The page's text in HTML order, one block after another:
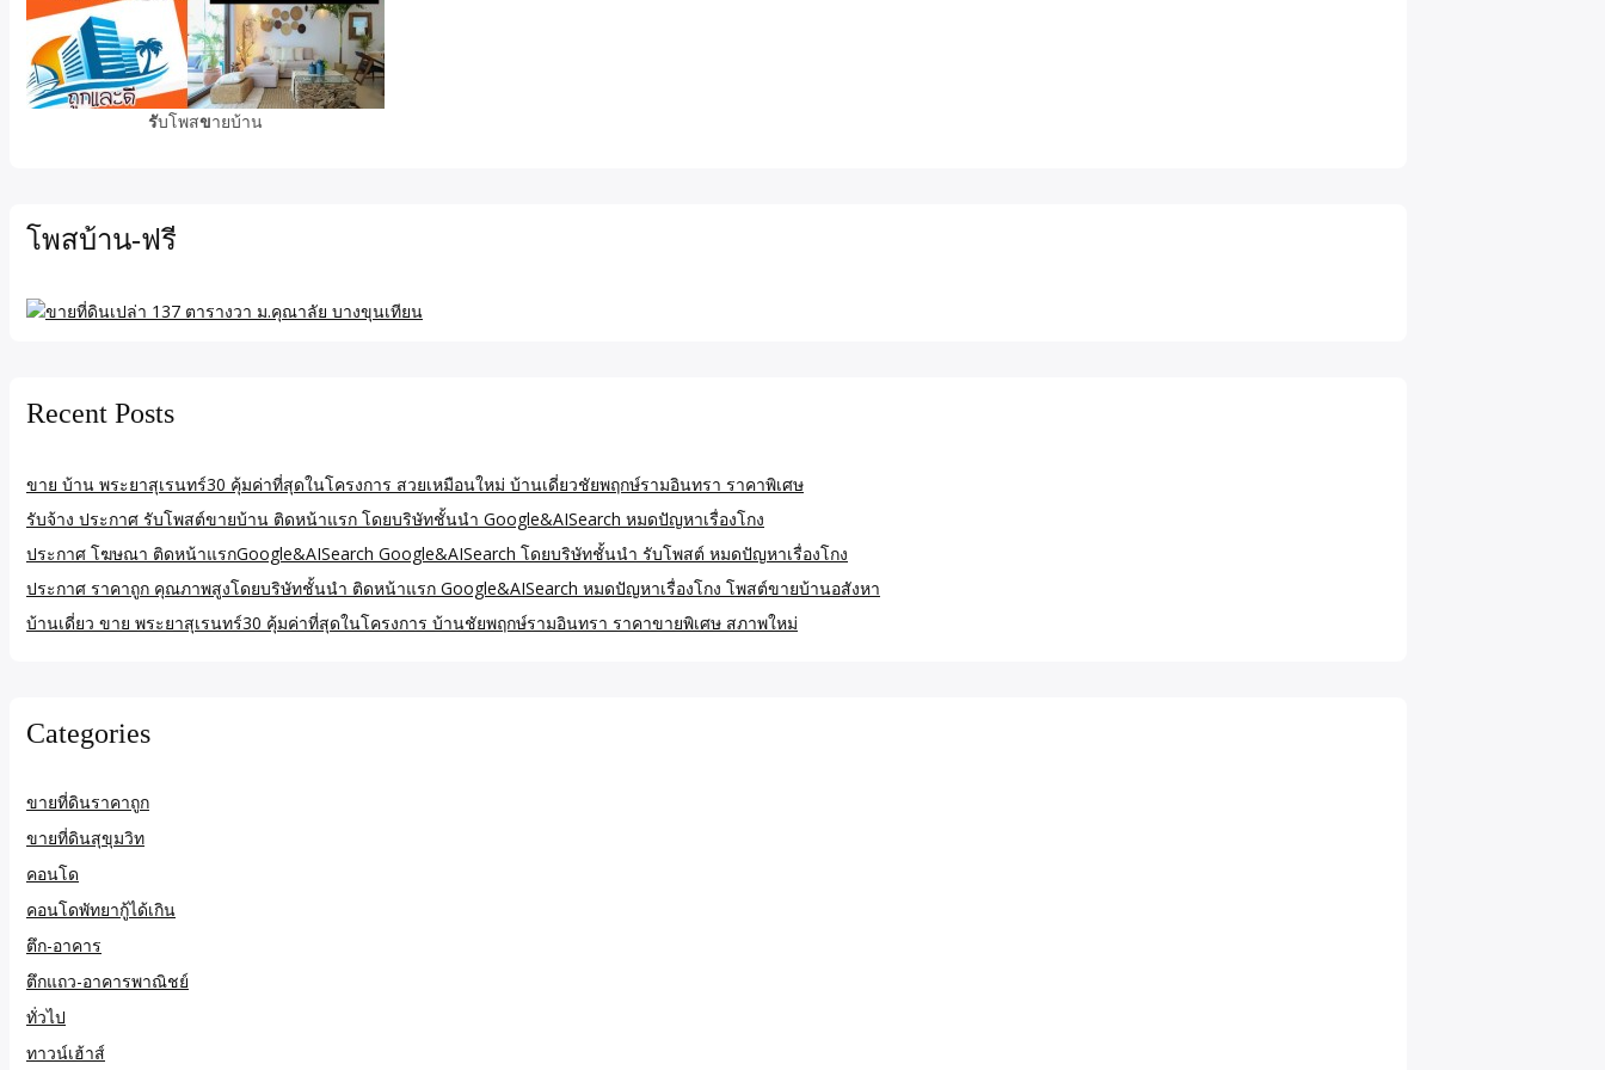
รับโพสขายบ้าน
โพสบ้าน-ฟรี
Recent Posts
ขาย บ้าน พระยาสุเรนทร์30 คุ้มค่าที่สุดในโครงการ สวยเหมือนใหม่ บ้านเดี่ยวชัยพฤกษ์รามอินทรา ราคาพิเศษ
รับจ้าง ประกาศ รับโพสต์ขายบ้าน ติดหน้าแรก โดยบริษัทชั้นนำ Google&AISearch หมดปัญหาเรื่องโกง
ประกาศ โฆษณา ติดหน้าแรกGoogle&AISearch Google&AISearch โดยบริษัทชั้นนำ รับโพสต์ หมดปัญหาเรื่องโกง
ประกาศ ราคาถูก คุณภาพสูงโดยบริษัทชั้นนำ ติดหน้าแรก Google&AISearch หมดปัญหาเรื่องโกง โพสต์ขายบ้านอสังหา
บ้านเดี่ยว ขาย พระยาสุเรนทร์30 คุ้มค่าที่สุดในโครงการ บ้านชัยพฤกษ์รามอินทรา ราคาขายพิเศษ สภาพใหม่
Categories
ขายที่ดินราคาถูก
ขายที่ดินสุขุมวิท
คอนโด
คอนโดพัทยากู้ได้เกิน
ตึก-อาคาร
ตึกแถว-อาคารพาณิชย์
ทั่วไป
ทาวน์เฮ้าส์